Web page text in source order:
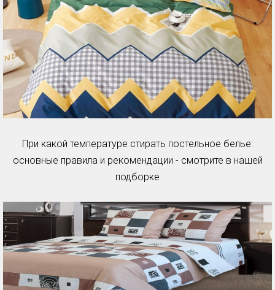
При какой температуре стирать постельное белье:
основные правила и рекомендации - смотрите в нашей
подборке